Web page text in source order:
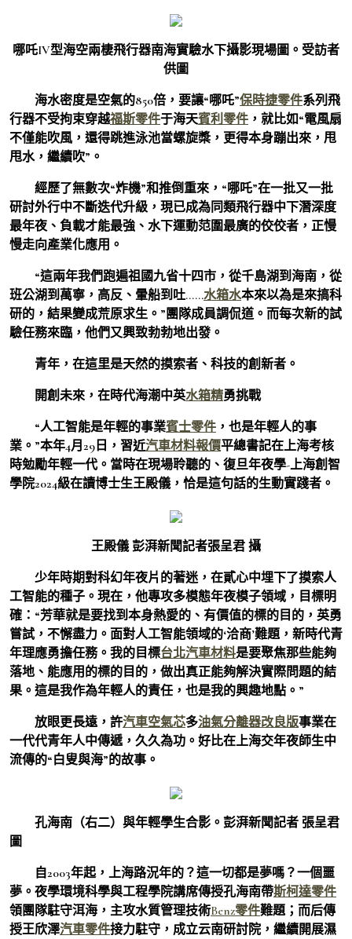
哪吒IV型海空兩棲飛行器南海實驗水下攝影現場圖。受訪者
供圖
海水密度是空氣的850倍，要讓“哪吒”保時捷零件系列飛
行器不受拘束穿越福斯零件于海天賓利零件 ，就比如“電風扇
不僅能吹風，還得跳進泳池當螺旋槳，更得本身蹦出來，甩
甩水，繼續吹”。
經歷了無數次“炸機”和推倒重來，“哪吒”在一批又一批
研討外行中不斷迭代升級，現已成為同類飛行器中下潛深度
最年夜、負載才能最強、水下運動范圍最廣的佼佼者，正慢
慢走向產業化應用。
“這兩年我們跑遍祖國九省十四市，從千島湖到海南，從
班公湖到萬寧，高反、暈船到吐……水箱水本來以為是來搞科
研的，結果變成荒原求生。”團隊成員調侃道。而每次新的試
驗任務來臨，他們又興致勃勃地出發。
青年，在這里是天然的摸索者、科技的創新者。
開創未來，在時代海潮中英水箱精勇挑戰
“人工智能是年輕的事業賓士零件 ，也是年輕人的事
業。”本年4月29日，習近汽車材料報價平總書記在上海考核
時勉勵年輕一代。當時在現場聆聽的、復旦年夜學-上海創智
學院2024級在讀博士生王殿儀，恰是這句話的生動實踐者。
王殿儀 彭湃新聞記者張呈君 攝
少年時期對科幻年夜片的著迷，在貳心中埋下了摸索人
工智能的種子。現在，他專攻多模態年夜模子領域，目標明
確：“芳華就是要找到本身熱愛的、有價值的標的目的，英勇
嘗試，不懈盡力。面對人工智能領域的‘洽商’難題，新時代青
年理應勇擔任務。我的目標台北汽車材料是要聚焦那些能夠
落地、能應用的標的目的，做出真正能夠解決實際問題的結
果。這是我作為年輕人的責任，也是我的興趣地點。”
放眼更長遠，許汽車空氣芯多油氣分離器改良版事業在
一代代青年人中傳遞，久久為功。好比在上海交年夜師生中
流傳的“白叟與海”的故事。
孔海南（右二）與年輕學生合影。彭湃新聞記者 張呈君
圖
自2003年起，上海路況年的？這一切都是夢嗎？一個噩
夢。夜學環境科學與工程學院講席傳授孔海南帶斯柯達零件
領團隊駐守洱海，主攻水質管理技術Benz零件難題；而后傳
授王欣澤汽車零件接力駐守，成立云南研討院，繼續開展濕